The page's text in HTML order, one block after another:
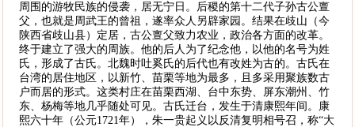
周围的游牧民族的侵袭，居无宁日。后稷的第十二代子孙古公亶
父，也就是周武王的曾祖，遂率众人另辟家园。结果在歧山（今
陕西省歧山县）定居，古公亶父致力农业，政治各方面的改革。
终于建立了强大的周族。他的后人为了纪念他，以他的名号为姓
氏，形成了古氏。北魏时吐奚氏的后代也有改姓为古的。古氏在
台湾的居住地区，以新竹、苗栗等地为最多，且多采用聚族数古
户而居的形式。这类村庄在苗栗西湖、台中东势、屏东潮州、竹
东、杨梅等地几乎随处可见。古氏迁台，发生于清康熙年间。康
熙六十年（公元1721年），朱一贵起义以反清复明相号召，称“大